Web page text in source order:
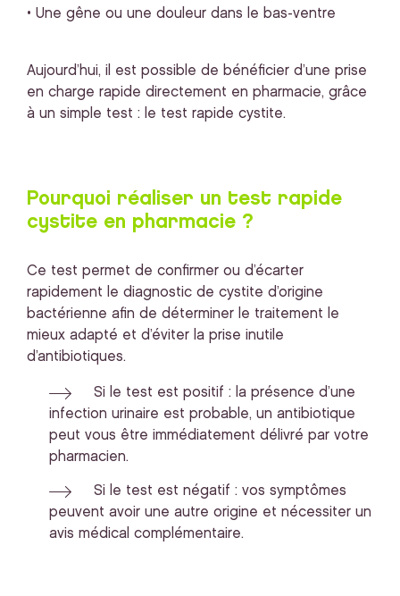
• Une gêne ou une douleur dans le bas-ventre
Aujourd’hui, il est possible de bénéficier d’une prise
en charge rapide directement en pharmacie, grâce
à un simple test : le test rapide cystite.
Pourquoi réaliser un test rapide
cystite en pharmacie ?
Ce test permet de confirmer ou d’écarter
rapidement le diagnostic de cystite d’origine
bactérienne afin de déterminer le traitement le
mieux adapté et d’éviter la prise inutile
d’antibiotiques.
Si le test est positif : la présence d’une
infection urinaire est probable, un antibiotique
peut vous être immédiatement délivré par votre
pharmacien.
Si le test est négatif : vos symptômes
peuvent avoir une autre origine et nécessiter un
avis médical complémentaire.